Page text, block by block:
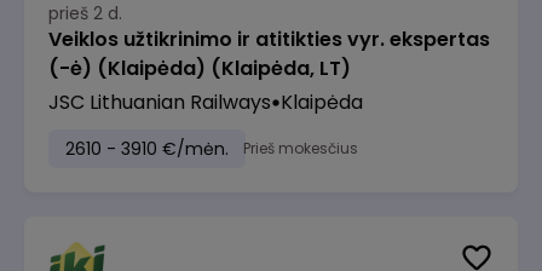
prieš 2 d.
Veiklos užtikrinimo ir atitikties vyr. ekspertas
(-ė) (Klaipėda) (Klaipėda, LT)
JSC Lithuanian Railways Klaipėda
2610 - 3910 €/mėn. Prieš mokesčius